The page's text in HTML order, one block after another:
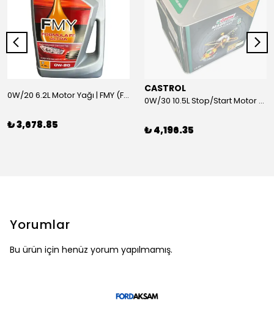
0W/20 6.2L Motor Yağı | FMY (Ford Motor Yağları)
₺ 3,678.85
CASTROL
0W/30 10.5L Stop/Start Motor Yağı | CASTROL
₺ 4,196.35
Yorumlar
Bu ürün için henüz yorum yapılmamış.